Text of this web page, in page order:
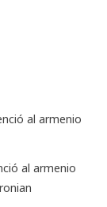
al armenio